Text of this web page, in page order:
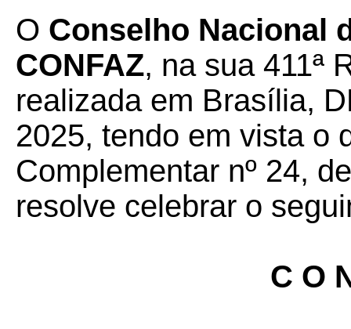
O Conselho Nacional
CONFAZ, na sua 411ª
realizada em Brasília,
2025, tendo em vista o
Complementar nº 24,
resolve celebrar o
C O